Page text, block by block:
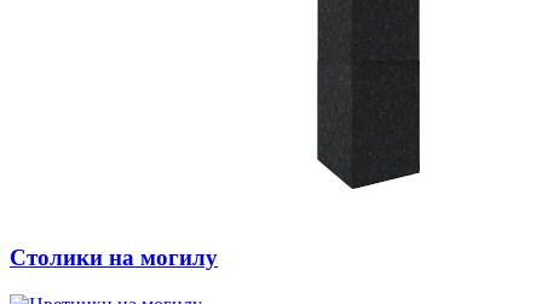
Столики на могилу